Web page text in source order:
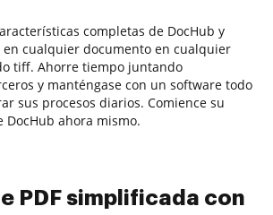
completas de DocHub y
cualquier documento en cualquier
tiff. Ahorre tiempo juntando
y manténgase con un software todo
sus procesos diarios. Comience su
ahora mismo.
PDF simplificada con